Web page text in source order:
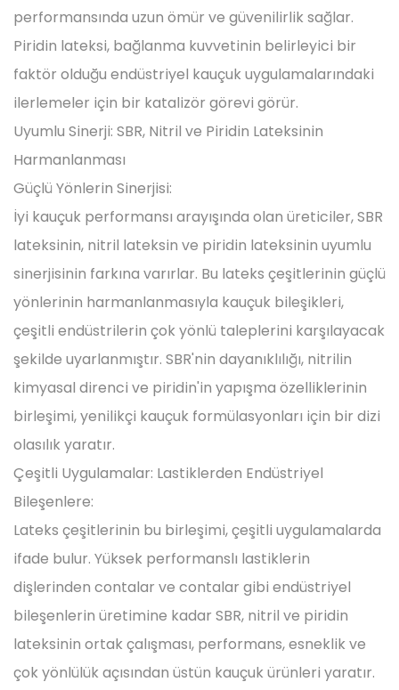
performansında uzun ömür ve güvenilirlik sağlar.
Piridin lateksi, bağlanma kuvvetinin belirleyici bir
faktör olduğu endüstriyel kauçuk uygulamalarındaki
ilerlemeler için bir katalizör görevi görür.
Uyumlu Sinerji: SBR, Nitril ve Piridin Lateksinin
Harmanlanması
Güçlü Yönlerin Sinerjisi:
İyi kauçuk performansı arayışında olan üreticiler, SBR
lateksinin, nitril lateksin ve piridin lateksinin uyumlu
sinerjisinin farkına varırlar. Bu lateks çeşitlerinin güçlü
yönlerinin harmanlanmasıyla kauçuk bileşikleri,
çeşitli endüstrilerin çok yönlü taleplerini karşılayacak
şekilde uyarlanmıştır. SBR'nin dayanıklılığı, nitrilin
kimyasal direnci ve piridin'in yapışma özelliklerinin
birleşimi, yenilikçi kauçuk formülasyonları için bir dizi
olasılık yaratır.
Çeşitli Uygulamalar: Lastiklerden Endüstriyel
Bileşenlere:
Lateks çeşitlerinin bu birleşimi, çeşitli uygulamalarda
ifade bulur. Yüksek performanslı lastiklerin
dişlerinden contalar ve contalar gibi endüstriyel
bileşenlerin üretimine kadar SBR, nitril ve piridin
lateksinin ortak çalışması, performans, esneklik ve
çok yönlülük açısından üstün kauçuk ürünleri yaratır.